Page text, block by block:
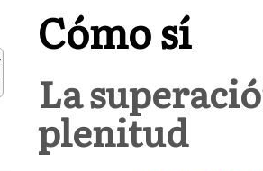
Cómo sí
La
plenitud